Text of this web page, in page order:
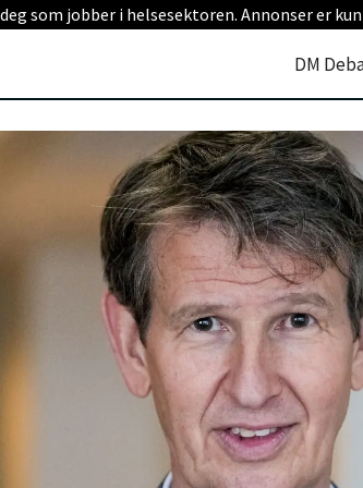
som jobber i helsesektoren. Annonser er
DM